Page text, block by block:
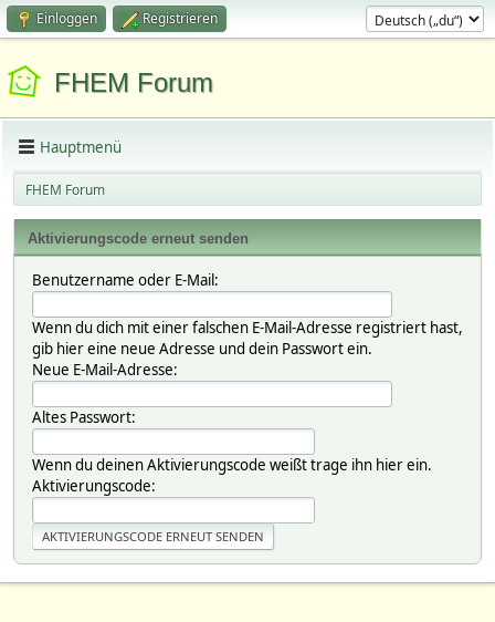
Einloggen Registrieren
FHEM Forum
Hauptmenü
FHEM Forum
Aktivierungscode erneut senden
Benutzername oder E-Mail:
Wenn du dich mit einer falschen E-Mail-Adresse registriert hast,
gib hier eine neue Adresse und dein Passwort ein.
Neue E-Mail-Adresse:
Altes Passwort:
Wenn du deinen Aktivierungscode weißt trage ihn hier ein.
Aktivierungscode: